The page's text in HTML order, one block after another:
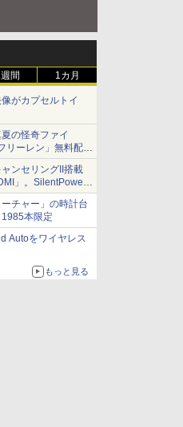
間 1カ月
がカプセルトイ
の怪奇ファイ
リーレン」無料配信
ンセリングII搭載
」。SilentPower
ーチャー」の時計台
本限定
Autoをワイヤレス
もっと見る